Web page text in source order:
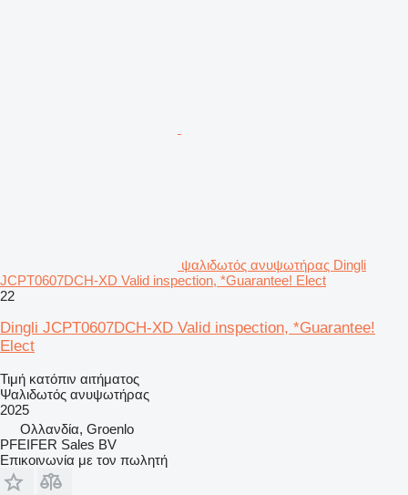
ψαλιδωτός ανυψωτήρας Dingli
JCPT0607DCH-XD Valid inspection, *Guarantee! Elect
22
Dingli JCPT0607DCH-XD Valid inspection, *Guarantee!
Elect
Τιμή κατόπιν αιτήματος
Ψαλιδωτός ανυψωτήρας
2025
Ολλανδία, Groenlo
PFEIFER Sales BV
Επικοινωνία με τον πωλητή